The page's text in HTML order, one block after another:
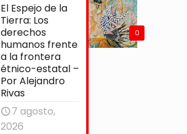
0
El Espejo de la
Tierra: Los
derechos
humanos frente
a la frontera
étnico-estatal –
Por Alejandro
Rivas
7 agosto,
2026